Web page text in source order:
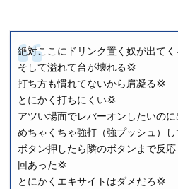
絶対ここにドリンク置く奴が出てく
そして溢れて台が壊れる💢
打ち方も慣れてないから肩凝る💢
とにかく打ちにくい💢
アツい場面でレバーオンしたいの
めちゃくちゃ強打（強プッシュ）
ボタン押したら隣のボタンまで反
回あった💢
とにかくエキサイトはダメだろ💢